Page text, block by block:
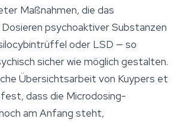
Maßnahmen, die das
psychoaktiver Substanzen
oder LSD — so
sicher wie möglich gestalten.
Übersichtsarbeit von Kuypers et
dass die Microdosing-
am Anfang steht,